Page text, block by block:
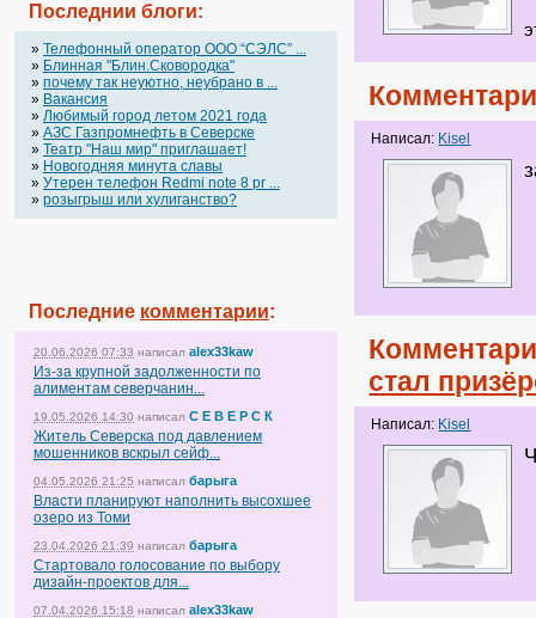
Последнии блоги:
» Телефонный оператор OOO “СЭЛС” ...
» Блинная "Блин.Сковородка"
» почему так неуютно, неубрано в ...
» Вакансия
» Любимый город летом 2021 года
» АЗС Газпромнефть в Северске
» Театр "Наш мир" приглашает!
» Новогодняя минута славы
» Утерен телефон Redmi note 8 pr ...
» розыгрыш или хулиганство?
Последние комментарии:
20.06.2026 07:33 написал alex33kaw
Из-за крупной задолженности по
алиментам северчанин...
19.05.2026 14:30 написал С Е В Е Р С К
Житель Северска под давлением
мошенников вскрыл сейф...
04.05.2026 21:25 написал барыга
Власти планируют наполнить высохшее
озеро из Томи
23.04.2026 21:39 написал барыга
Стартовало голосование по выбору
дизайн-проектов для...
07.04.2026 15:18 написал alex33kaw
Написал: Kisel
стал
Написал: Kisel